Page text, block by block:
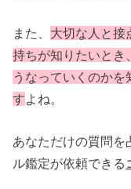
また、 大切な人と接
持ちが知りたいとき
うなっていくのかを
す よね。
あなただけの質問を
ル鑑定が依頼できる